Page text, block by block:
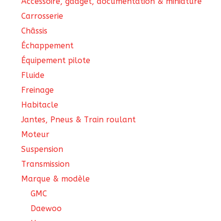
Carrosserie
Châssis
Échappement
Équipement pilote
Fluide
Freinage
Habitacle
Jantes, Pneus & Train roulant
Moteur
Suspension
Transmission
Marque & modèle
GMC
Daewoo